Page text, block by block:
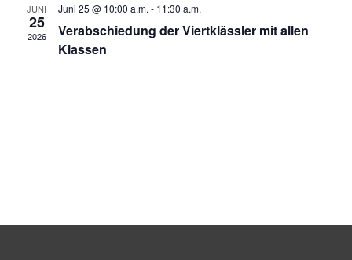
JUNI
25
2026
Juni 25 @ 10:00 a.m. - 11:30 a.m.
Verabschiedung der Viertklässler mit allen
Klassen